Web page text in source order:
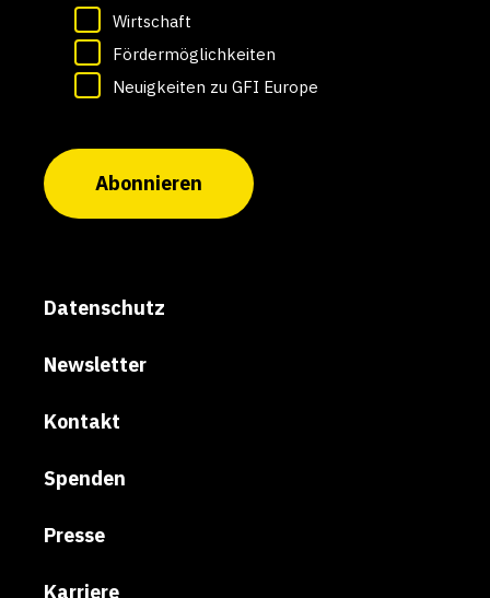
Wirtschaft
Fördermöglichkeiten
Neuigkeiten zu GFI Europe
Abonnieren
Datenschutz
Newsletter
Kontakt
Spenden
Presse
Karriere